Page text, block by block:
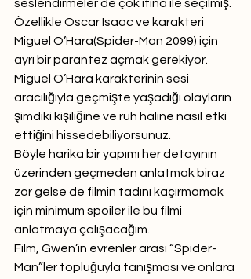
seslendirmeler de çok itina ile seçilmiş.
Özellikle Oscar Isaac ve karakteri
Miguel O’Hara(Spider-Man 2099) için
ayrı bir parantez açmak gerekiyor.
Miguel O’Hara karakterinin sesi
aracılığıyla geçmişte yaşadığı olayların
şimdiki kişiliğine ve ruh haline nasıl etki
ettiğini hissedebiliyorsunuz.
Böyle harika bir yapımı her detayının
üzerinden geçmeden anlatmak biraz
zor gelse de filmin tadını kaçırmamak
için minimum spoiler ile bu filmi
anlatmaya çalışacağım.
Film, Gwen’in evrenler arası “Spider-
Man”ler topluğuyla tanışması ve onlara